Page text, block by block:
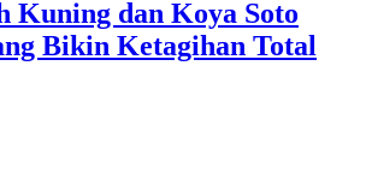
Kuning dan Koya Soto
Bikin Ketagihan Total